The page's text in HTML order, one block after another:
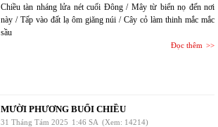
Chiều tàn nháng lửa nét cuối Đông / Mây từ biển nọ đến nơi
này / Tấp vào đất lạ ôm giăng núi / Cây cỏ làm thinh mắc mắc
sầu
Đọc thêm
MƯỜI PHƯƠNG BUỔI CHIỀU
31 Tháng Tám 2025 1:46 SA (Xem: 14214)